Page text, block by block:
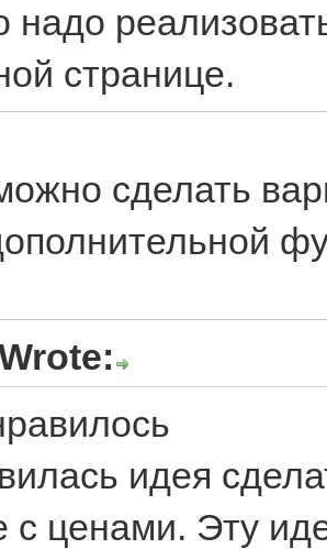
надо
странице.
сделать
идея
с ценами. Эту